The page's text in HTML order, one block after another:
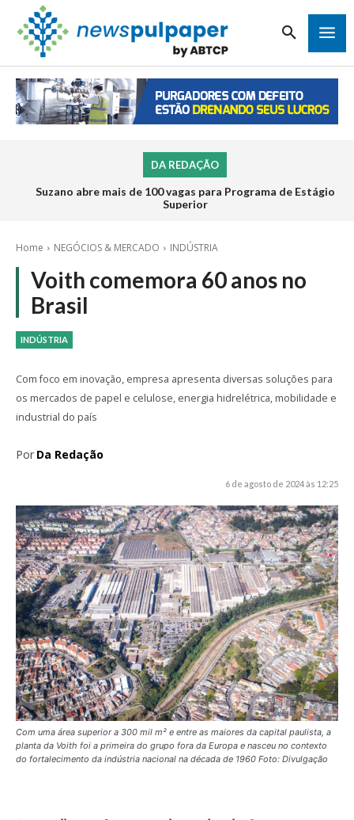
DA REDAÇÃO
Suzano abre mais de 100 vagas para Programa de Estágio
Superior
Home NEGÓCIOS & MERCADO INDÚSTRIA
Voith comemora 60 anos no
Brasil
INDÚSTRIA
Com foco em inovação, empresa apresenta diversas soluções para
os mercados de papel e celulose, energia hidrelétrica, mobilidade e
industrial do país
Por Da Redação
6 de agosto de 2024 às 12:25
Com uma área superior a 300 mil m² e entre as maiores da capital paulista, a
planta da Voith foi a primeira do grupo fora da Europa e nasceu no contexto
do fortalecimento da indústria nacional na década de 1960 Foto: Divulgação